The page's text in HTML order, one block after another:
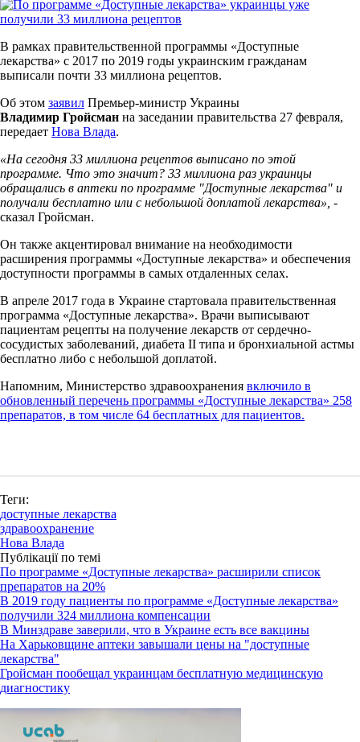
В рамках правительственной программы «Доступные
лекарства» с 2017 по 2019 годы украинским гражданам
выписали почти 33 миллиона рецептов.
Об этом заявил Премьер-министр Украины
Владимир Гройсман на заседании правительства 27 февраля,
передает Нова Влада.
«На сегодня 33 миллиона рецептов выписано по этой
программе. Что это значит? 33 миллиона раз украинцы
обращались в аптеки по программе "Доступные лекарства" и
получали бесплатно или с небольшой доплатой лекарства», -
сказал Гройсман.
Он также акцентировал внимание на необходимости
расширения программы «Доступные лекарства» и обеспечения
доступности программы в самых отдаленных селах.
В апреле 2017 года в Украине стартовала правительственная
программа «Доступные лекарства». Врачи выписывают
пациентам рецепты на получение лекарств от сердечно-
сосудистых заболеваний, диабета II типа и бронхиальной астмы
бесплатно либо с небольшой доплатой.
Напомним, Министерство здравоохранения включило в
обновленный перечень программы «Доступные лекарства» 258
препаратов, в том числе 64 бесплатных для пациентов.
Теги:
доступные лекарства
здравоохранение
Нова Влада
Публікації по темі
По программе «Доступные лекарства» расширили список
препаратов на 20%
В 2019 году пациенты по программе «Доступные лекарства»
получили 324 миллиона компенсации
В Минздраве заверили, что в Украине есть все вакцины
На Харьковщине аптеки завышали цены на "доступные
лекарства"
Гройсман пообещал украинцам бесплатную медицинскую
диагностику